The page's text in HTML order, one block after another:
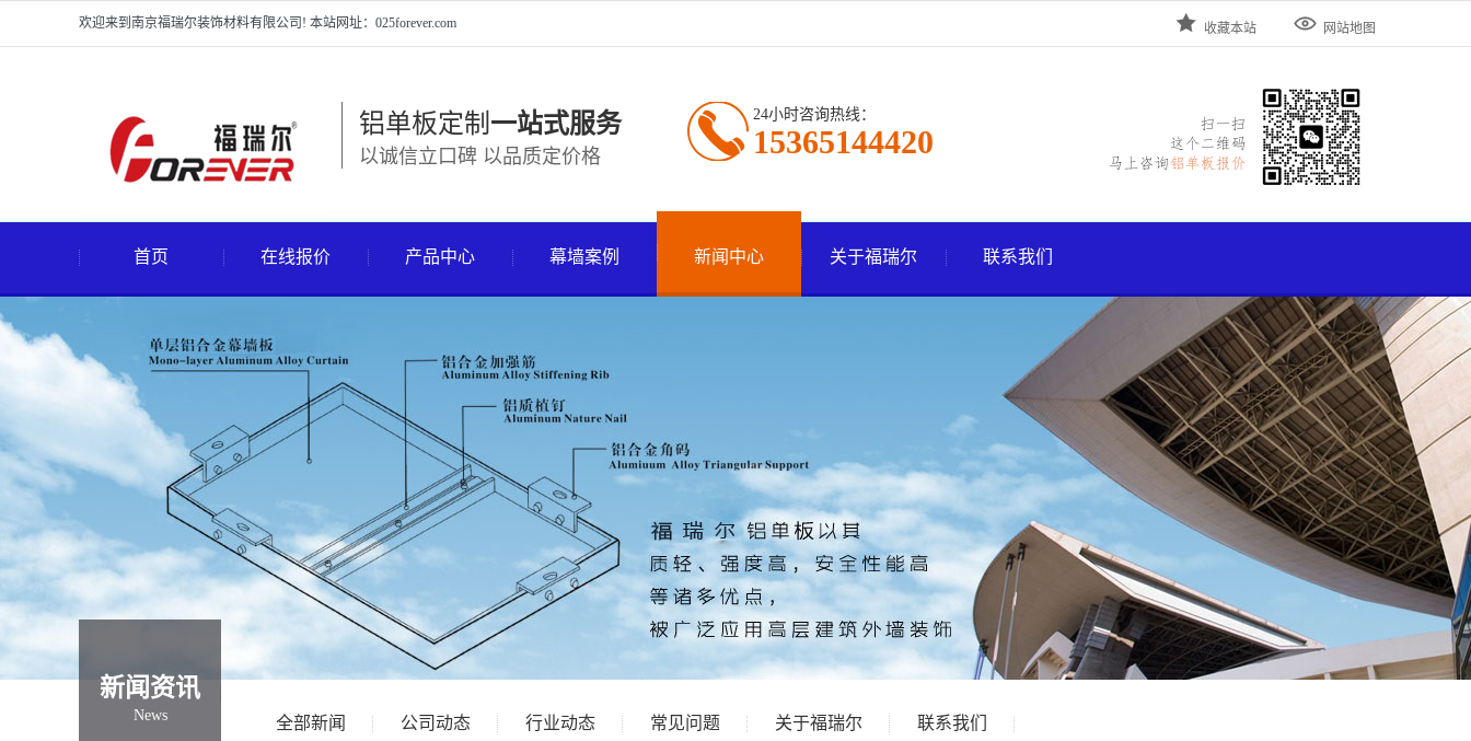
欢迎来到南京福瑞尔装饰材料有限公司! 本站网址：025forever.com  收藏本站  网站地图
铝单板定制 一站式服务
以诚信立口碑 以品质定价格
24小时咨询热线：
15365144420
首页 在线报价 产品中心 幕墙案例 新闻中心 关于福瑞尔 联系我们
新闻资讯
News 全部新闻 公司动态 行业动态 常见问题 关于福瑞尔 联系我们